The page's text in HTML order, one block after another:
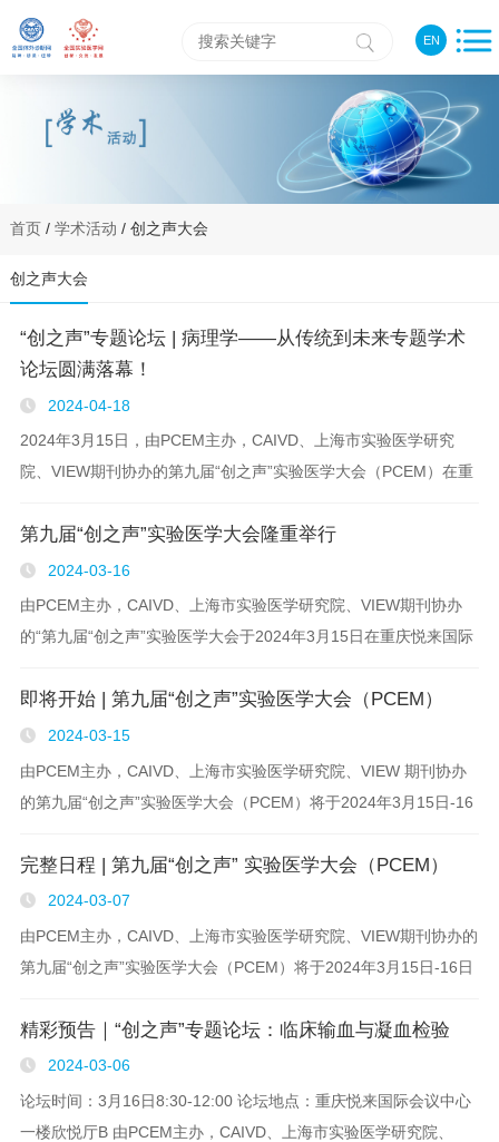
EN
首页/ 学术活动 / 创之声大会
创之声大会
“创之声”专题论坛 | 病理学——从传统到未来专题学术
论坛圆满落幕！
2024-04-18
2024年3月15日，由PCEM主办，CAIVD、上海市实验医学研究
院、VIEW期刊协办的第九届“创之声”实验医学大会（PCEM）在重
行”为主题，大会邀请了多位中外院士和百余位实..
第九届​“创之声”实验医学大会隆重举行
2024-03-16
由PCEM主办，CAIVD、上海市实验医学研究院、VIEW期刊协办
的“第九届“创之声”实验医学大会于2024年3月15日在重庆悦来国际
会邀请了多位..
即将开始 | 第九届“创之声”实验医学大会（PCEM）
2024-03-15
由PCEM主办，CAIVD、上海市实验医学研究院、VIEW 期刊协办
的第九届“创之声”实验医学大会（PCEM）将于2024年3月15日-16
完整日程 | 第九届“创之声” 实验医学大会（PCEM）
2024-03-07
由PCEM主办，CAIVD、上海市实验医学研究院、VIEW期刊协办的
第九届“创之声”实验医学大会（PCEM）将于2024年3月15日-16日
行 本届大会邀..
精彩预告｜“创之声”专题论坛：临床输血与凝血检验
2024-03-06
论坛时间：3月16日8:30-12:00 论坛地点：重庆悦来国际会议中心
一楼欣悦厅B 由PCEM主办，CAIVD、上海市实验医学研究院、